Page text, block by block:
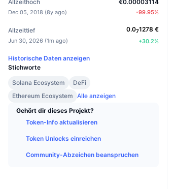
Allzeithoch
Dec 05, 2018 (8y ago)
€0.00003114
-99.95%
Allzeittief
Jun 30, 2026 (1m ago)
0.071278 €
+30.2%
Historische Daten anzeigen
Stichworte
Solana Ecosystem
DeFi
Ethereum Ecosystem Alle anzeigen
Gehört dir dieses Projekt?
Token-Info aktualisieren
Token Unlocks einreichen
Community-Abzeichen beanspruchen